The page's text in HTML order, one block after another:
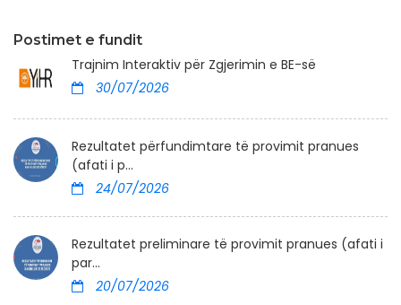
Postimet e fundit
Trajnim Interaktiv për Zgjerimin e BE-së
30/07/2026
Rezultatet përfundimtare të provimit pranues
(afati i p...
24/07/2026
Rezultatet preliminare të provimit pranues (afati i
par...
20/07/2026